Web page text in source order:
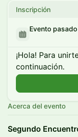
Inscripción
Evento pasado
¡Hola! Para
continuación.
Acerca del evento
Segundo